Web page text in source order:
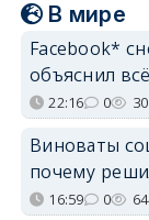
В мире
Facebook*
объяснил
22:16 0
Виноваты
почему
16:59 0